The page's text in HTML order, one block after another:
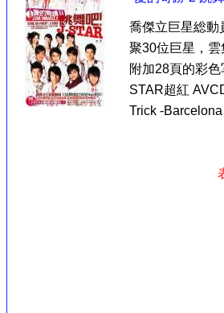
喬傑立巨星総動
聚30位巨星，
附加28頁的彩
STAR超紅
Trick -